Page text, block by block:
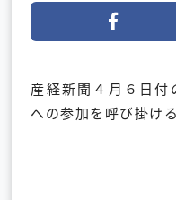
産経新聞４月６日付
への参加を呼び掛け